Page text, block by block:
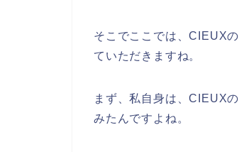
そこでここでは、CIEUX
ていただきますね。
まず、私自身は、CIEUX
みたんですよね。